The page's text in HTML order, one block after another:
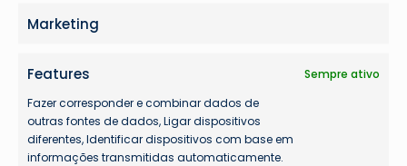
Marketing
Features
Sempre ativo
Fazer corresponder e combinar dados de
outras fontes de dados, Ligar dispositivos
diferentes, Identificar dispositivos com base em
informações transmitidas automaticamente.